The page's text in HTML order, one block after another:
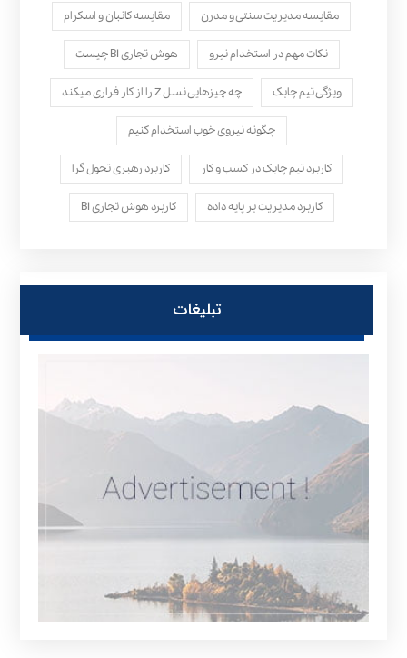
مقایسه مدیریت سنتی و مدرن مقایسه کانبان و اسکرام
نکات مهم در استخدام نیرو هوش تجاری BI چیست
ویژگی تیم چابک چه چیزهایی نسل Z را از کار فراری میکند
چگونه نیروی خوب استخدام کنیم
کاربرد تیم چابک در کسب و کار کاربرد رهبری تحول‌ گرا
کاربرد مدیریت بر پایه داده کاربرد هوش تجاری BI
تبلیغات